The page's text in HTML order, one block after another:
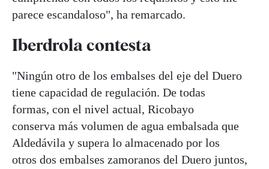
parece escandaloso", ha remarcado.
Iberdrola contesta
"Ningún otro de los embalses del eje del Duero
tiene capacidad de regulación. De todas
formas, con el nivel actual, Ricobayo
conserva más volumen de agua embalsada que
Aldedávila y supera lo almacenado por los
otros dos embalses zamoranos del Duero juntos,